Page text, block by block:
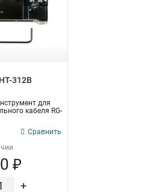
312B
для
кабеля RG-
Сравнить
₽
+